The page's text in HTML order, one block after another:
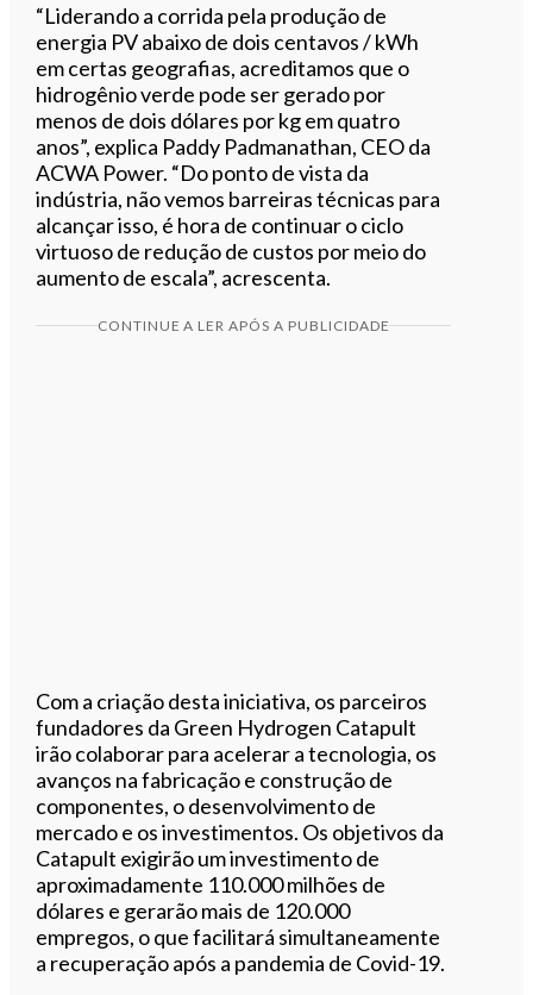
“Liderando a corrida pela produção de
energia PV abaixo de dois centavos / kWh
em certas geografias, acreditamos que o
hidrogênio verde pode ser gerado por
menos de dois dólares por kg em quatro
anos”, explica Paddy Padmanathan, CEO da
ACWA Power. “Do ponto de vista da
indústria, não vemos barreiras técnicas para
alcançar isso, é hora de continuar o ciclo
virtuoso de redução de custos por meio do
aumento de escala”, acrescenta.
CONTINUE A LER APÓS A PUBLICIDADE
Com a criação desta iniciativa, os parceiros
fundadores da Green Hydrogen Catapult
irão colaborar para acelerar a tecnologia, os
avanços na fabricação e construção de
componentes, o desenvolvimento de
mercado e os investimentos. Os objetivos da
Catapult exigirão um investimento de
aproximadamente 110.000 milhões de
dólares e gerarão mais de 120.000
empregos, o que facilitará simultaneamente
a recuperação após a pandemia de Covid-19.